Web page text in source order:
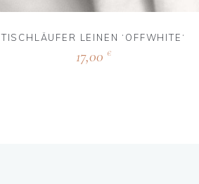
TISCHLÄUFER LEINEN ‘OFFWHITE‘
17,00 €